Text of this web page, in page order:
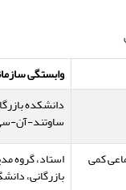
وابستگی
دانشکده
ساوتند-آن-
کمی استاد، گروه
بازرگانی،